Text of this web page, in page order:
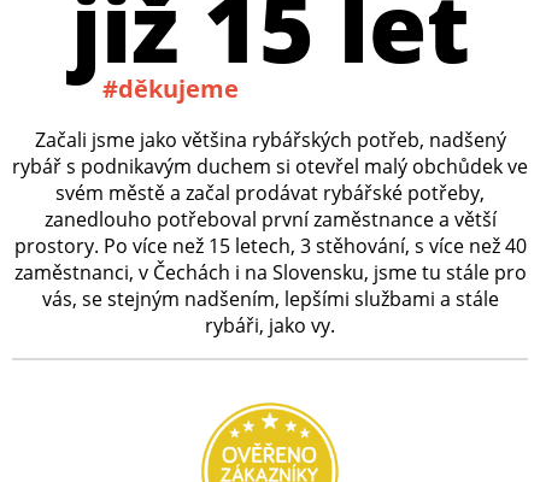
již 15 let
#děkujeme
Začali jsme jako většina rybářských potřeb, nadšený
rybář s podnikavým duchem si otevřel malý obchůdek ve
svém městě a začal prodávat rybářské potřeby,
zanedlouho potřeboval první zaměstnance a větší
prostory. Po více než 15 letech, 3 stěhování, s více než 40
zaměstnanci, v Čechách i na Slovensku, jsme tu stále pro
vás, se stejným nadšením, lepšími službami a stále
rybáři, jako vy.